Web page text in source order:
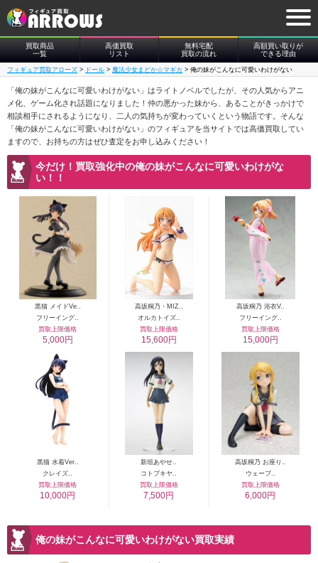
買取商品
一覧
高価買取
リスト
無料宅配
買取の流れ
高額買い取りが
できる理由
フィギュア買取アローズ > ドール > 魔法少女まどか☆マギカ > 俺の妹がこんなに可愛いわけがない
「俺の妹がこんなに可愛いわけがない」はライトノベルでしたが、その人気からアニ
メ化、ゲーム化され話題になりました！仲の悪かった妹から、あることがきっかけで
相談相手にされるようになり、二人の気持ちが変わっていくという物語です。そんな
「俺の妹がこんなに可愛いわけがない」のフィギュアを当サイトでは高価買取してい
ますので、お持ちの方はぜひ査定をお申し込みください！
今だけ！買取強化中の俺の妹がこんなに可愛いわけがな
い！！
黒猫 メイドVe..
フリーイング..
買取上限価格
5,000円
高坂桐乃・MIZ..
オルカトイズ..
買取上限価格
15,600円
高坂桐乃 浴衣V..
フリーイング..
買取上限価格
15,000円
黒猫 水着Ver..
クレイズ..
買取上限価格
10,000円
新垣あやせ..
コトブキヤ..
買取上限価格
7,500円
高坂桐乃 お座り..
ウェーブ..
買取上限価格
6,000円
俺の妹がこんなに可愛いわけがない買取実績